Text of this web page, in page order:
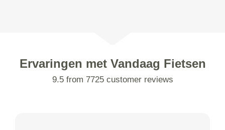
Ervaringen met Vandaag Fietsen
9.5 from 7725 customer reviews